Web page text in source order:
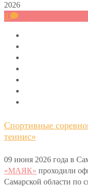
2026
0
Спортивные
теннис»
09 июня 2026 года в
«МАЯК» проходили
Самарской области по